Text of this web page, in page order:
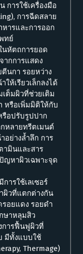
การใช้เครื่องมือ
การฉีดสลาย
ารและการออก
ทย์
นหัตถการยอด
ากการแสดง
นกา รอยหว่าง
ห้เรียวเล็กลงได้
เต็มผิวที่ช่วยเติม
หรือเพิ่มมิติให้กับ
รือปรับรูปปาก
หลายทรีตเมนต์
อย่างล้ำลึก การ
ามินและสาร
ญหาผิวเฉพาะจุด
มีการใช้เลเซอร์
ผิวที่แตกต่างกัน
รอยแดง รอยดำ
ษาหลุมสิว
การฟื้นฟูผิวที่
มีทั้งแบบใช้
Thermage)